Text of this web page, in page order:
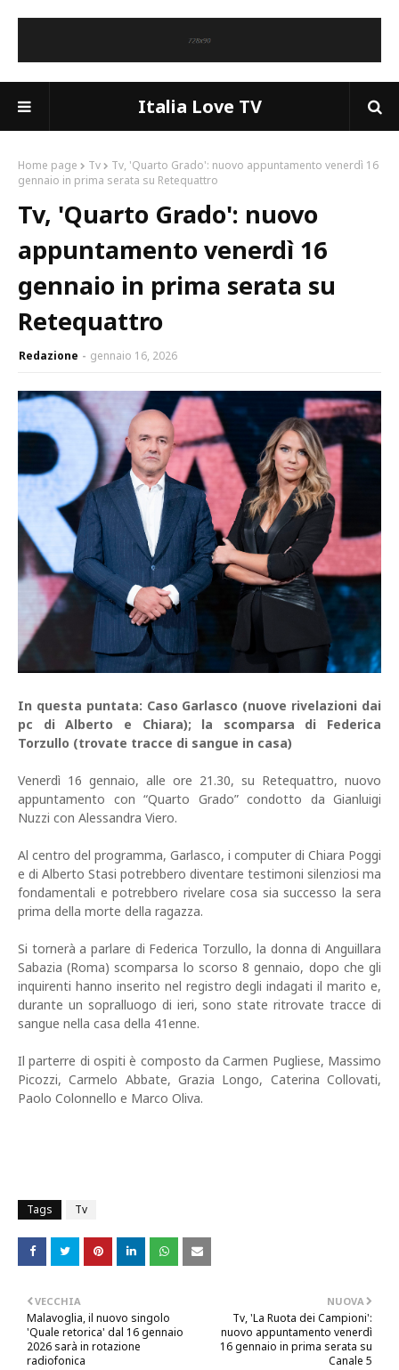
Italia Love TV
Home page Tv
Tv, 'Quarto Grado': nuovo appuntamento venerdì 16
gennaio in prima serata su Retequattro
Tv, 'Quarto Grado': nuovo
appuntamento venerdì 16
gennaio in prima serata su
Retequattro
Redazione gennaio 16, 2026
In questa puntata: Caso Garlasco (nuove rivelazioni dai
pc di Alberto e Chiara); la scomparsa di Federica
Torzullo (trovate tracce di sangue in casa)
Venerdì 16 gennaio, alle ore 21.30, su Retequattro, nuovo
appuntamento con “Quarto Grado” condotto da Gianluigi
Nuzzi con Alessandra Viero.
Al centro del programma, Garlasco, i computer di Chiara Poggi
e di Alberto Stasi potrebbero diventare testimoni silenziosi ma
fondamentali e potrebbero rivelare cosa sia successo la sera
prima della morte della ragazza.
Si tornerà a parlare di Federica Torzullo, la donna di Anguillara
Sabazia (Roma) scomparsa lo scorso 8 gennaio, dopo che gli
inquirenti hanno inserito nel registro degli indagati il marito e,
durante un sopralluogo di ieri, sono state ritrovate tracce di
sangue nella casa della 41enne.
Il parterre di ospiti è composto da Carmen Pugliese, Massimo
Picozzi, Carmelo Abbate, Grazia Longo, Caterina Collovati,
Paolo Colonnello e Marco Oliva.
Tags Tv
NUOVA
Tv, 'La Ruota dei Campioni':
nuovo appuntamento venerdì
16 gennaio in prima serata su
Canale 5
VECCHIA
Malavoglia, il nuovo singolo
'Quale retorica' dal 16 gennaio
2026 sarà in rotazione
radiofonica